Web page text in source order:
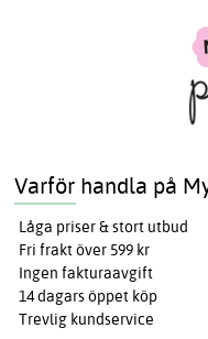
Varför handla på
Låga priser & stort utbud
Fri frakt över 599 kr
Ingen fakturaavgift
14 dagars öppet köp
Trevlig kundservice